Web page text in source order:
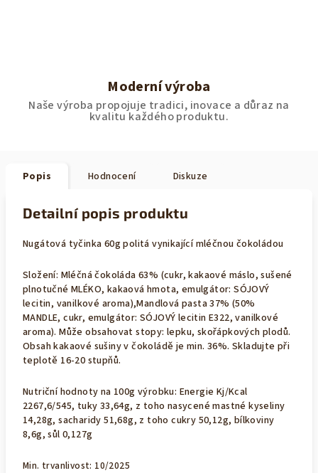
Moderní výroba
Naše výroba propojuje tradici, inovace a důraz na
kvalitu každého produktu.
Popis Hodnocení Diskuze
Detailní popis produktu
Nugátová tyčinka 60g politá vynikající mléčnou čokoládou
Složení: Mléčná čokoláda 63% (cukr, kakaové máslo, sušené
plnotučné MLÉKO, kakaová hmota, emulgátor: SÓJOVÝ
lecitin, vanilkové aroma),Mandlová pasta 37% (50%
MANDLE, cukr, emulgátor: SÓJOVÝ lecitin E322, vanilkové
aroma). Může obsahovat stopy: lepku, skořápkových plodů.
Obsah kakaové sušiny v čokoládě je min. 36%. Skladujte při
teplotě 16-20 stupňů.
Nutriční hodnoty na 100g výrobku: Energie Kj/Kcal
2267,6/545, tuky 33,64g, z toho nasycené mastné kyseliny
14,28g, sacharidy 51,68g, z toho cukry 50,12g, bílkoviny
8,6g, sůl 0,127g
Min. trvanlivost: 10/2025